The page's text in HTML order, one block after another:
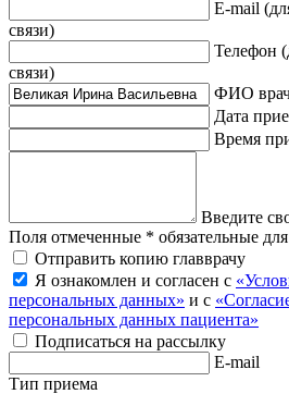
E-mail
связи)
Телефон
связи)
ФИО
Дата
Время
Введите
Поля отмеченные * обязательные
Отправить копию главврачу
Я ознакомлен и согласен с
персональных данных» и с
персональных данных пациента»
Подписаться на рассылку
E-mail
Тип приема